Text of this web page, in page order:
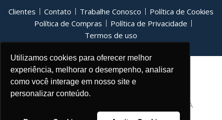
Utilizamos cookies para oferecer melhor
experiência, melhorar o desempenho, analisar
como você interage em nosso site e
personalizar conteúdo.
Clientes Contato Trabalhe Conosco
Política de Cookies
Política de Compras
Política de Privacidade
Termos de uso
© Todos os direitos reservados - Neotriad S/A